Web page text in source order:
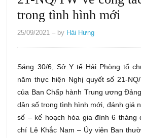
trong tình hình mới
25/09/2021 – by Hải Hưng
Sáng 30/6, Sở Y tế Hải Phòng tổ
năm thực hiện Nghị quyết số 21-
của Ban Chấp hành Trung ương
dân số trong tình hình mới, đánh giá
số – kế hoạch hóa gia đình 6 tháng
chí Lê Khắc Nam – Ủy viên Ban